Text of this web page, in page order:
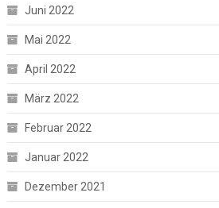
Juni 2022
Mai 2022
April 2022
März 2022
Februar 2022
Januar 2022
Dezember 2021